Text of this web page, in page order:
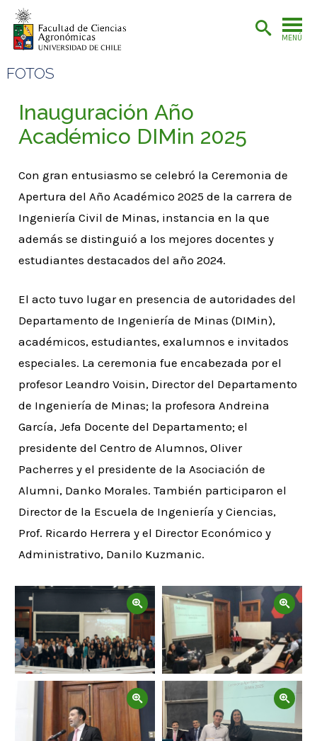
MENÚ
FOTOS
Inauguración Año
Académico DIMin 2025
Con gran entusiasmo se celebró la Ceremonia de
Apertura del Año Académico 2025 de la carrera de
Ingeniería Civil de Minas, instancia en la que
además se distinguió a los mejores docentes y
estudiantes destacados del año 2024.
El acto tuvo lugar en presencia de autoridades del
Departamento de Ingeniería de Minas (DIMin),
académicos, estudiantes, exalumnos e invitados
especiales. La ceremonia fue encabezada por el
profesor Leandro Voisin, Director del Departamento
de Ingeniería de Minas; la profesora Andreina
García, Jefa Docente del Departamento; el
presidente del Centro de Alumnos, Oliver
Pacherres y el presidente de la Asociación de
Alumni, Danko Morales. También participaron el
Director de la Escuela de Ingeniería y Ciencias,
Prof. Ricardo Herrera y el Director Económico y
Administrativo, Danilo Kuzmanic.
Zoom Zoom
Zoom Zoom